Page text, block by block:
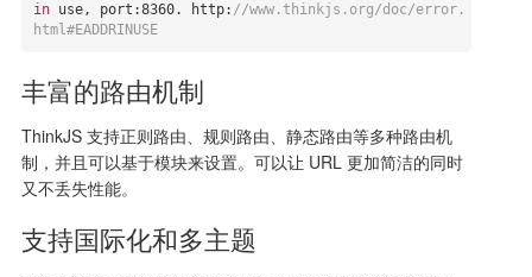
in use, port:8360. http: //www.thinkjs.org/doc/error.
html#EADDRINUSE
丰富的路由机制
ThinkJS 支持正则路由、规则路由、静态路由等多种路由机
制，并且可以基于模块来设置。可以让 URL 更加简洁的同时
又不丢失性能。
支持国际化和多主题